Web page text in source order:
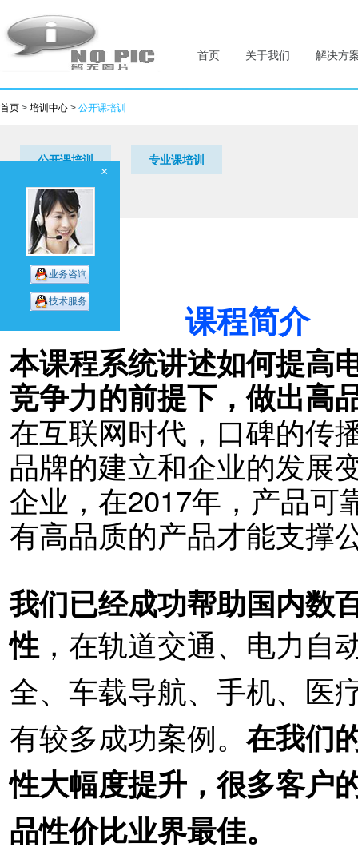
首页 关于我们 解决方
首页 > 培训中心 > 公开课培训
公开课培训 专业课培训
课程简介
本课程系统讲述如何提高
竞争力的前提下，做出高
在互联网时代，口碑的传
品牌的建立和企业的发展
企业，在2017年，产品可
有高品质的产品才能支撑
我们已经成功帮助国内数
性 ， 在轨道交通、电力自
全、车载导航、手机、医
有较多成功案例。 在我们
性大幅度提升 ，很多客户
品性价比业界最佳。
×
业务咨询
技术服务